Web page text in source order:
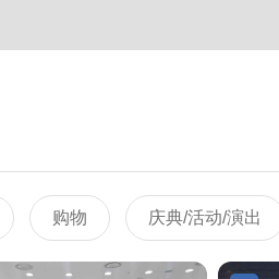
购物 庆典/活动/演出